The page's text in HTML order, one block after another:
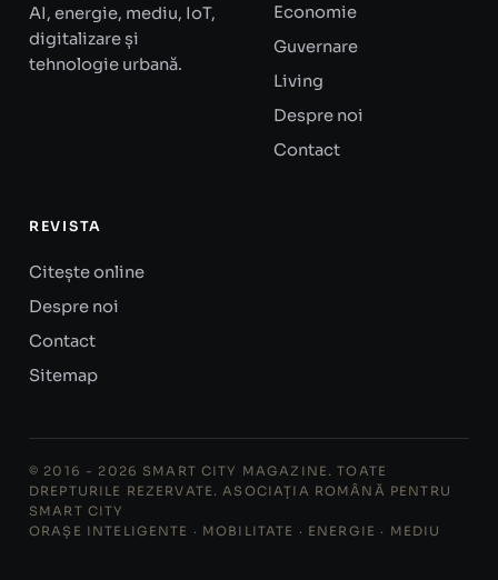
AI, energie, mediu, IoT,
digitalizare și
tehnologie urbană.
Economie
Guvernare
Living
Despre noi
Contact
REVISTA
Citește online
Despre noi
Contact
Sitemap
© 2016 - 2026 SMART CITY MAGAZINE. TOATE
DREPTURILE REZERVATE. ASOCIAȚIA ROMÂNĂ PENTRU
SMART CITY
ORAȘE INTELIGENTE · MOBILITATE · ENERGIE · MEDIU